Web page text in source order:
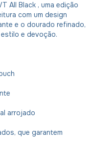
All Black , uma edição
com um design
e o dourado refinado,
e devoção.
arrojado
que garantem